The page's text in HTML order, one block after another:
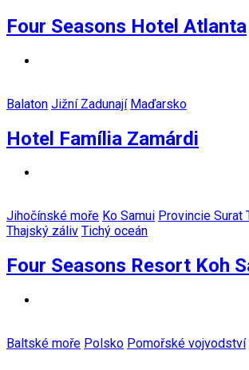
Four Seasons Hotel Atlanta
Balaton Jižní Zadunají Maďarsko
Hotel Família Zamárdi
Jihočínské moře Ko Samui Provincie Surat
Thajský záliv Tichý oceán
Four Seasons Resort Koh
Baltské moře Polsko Pomořské vojvodství